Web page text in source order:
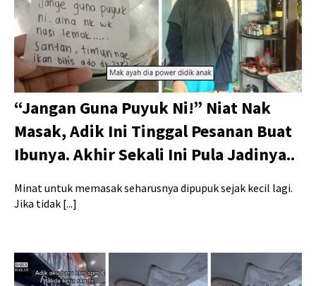
“Jangan Guna Puyuk Ni!” Niat Nak
Masak, Adik Ini Tinggal Pesanan Buat
Ibunya. Akhir Sekali Ini Pula Jadinya..
Minat untuk memasak seharusnya dipupuk sejak kecil lagi.
Jika tidak [...]